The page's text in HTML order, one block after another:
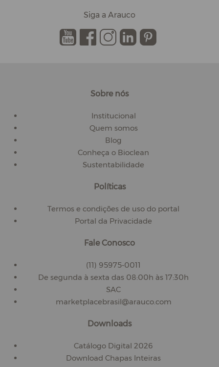
Siga a Arauco
. . . . .
Sobre nós
Institucional
Quem somos
Blog
Conheça o Bioclean
Sustentabilidade
Políticas
Termos e condições de uso do portal
Portal da Privacidade
Fale Conosco
(11) 95975-0011
De segunda à sexta das 08:00h às 17:30h
SAC
marketplacebrasil@arauco.com
Downloads
Catálogo Digital 2026
Download Chapas Inteiras